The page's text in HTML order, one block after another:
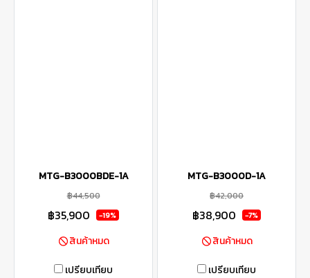
MTG-B3000BDE-1A
฿44,500
฿35,900 -19%
สินค้าหมด
เปรียบเทียบ
MTG-B3000D-1A
฿42,000
฿38,900 -7%
สินค้าหมด
เปรียบเทียบ